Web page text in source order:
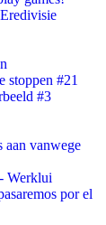
stoppen #21
#3
vanwege
Werklui
por el